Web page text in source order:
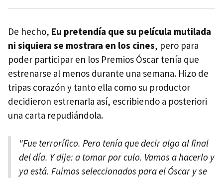
De hecho, Eu pretendía que su película mutilada
ni siquiera se mostrara en los cines, pero para
poder participar en los Premios Óscar tenía que
estrenarse al menos durante una semana. Hizo de
tripas corazón y tanto ella como su productor
decidieron estrenarla así, escribiendo a posteriori
una carta repudiándola.
"Fue terrorífico. Pero tenía que decir algo al final
del día. Y dije: a tomar por culo. Vamos a hacerlo y
ya está. Fuimos seleccionados para el Óscar y se